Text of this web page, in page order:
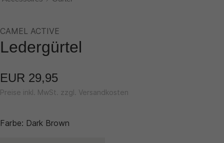
CAMEL ACTIVE
Ledergürtel
EUR 29,95
Preise inkl. MwSt. zzgl. Versandkosten
Farbe: Dark Brown